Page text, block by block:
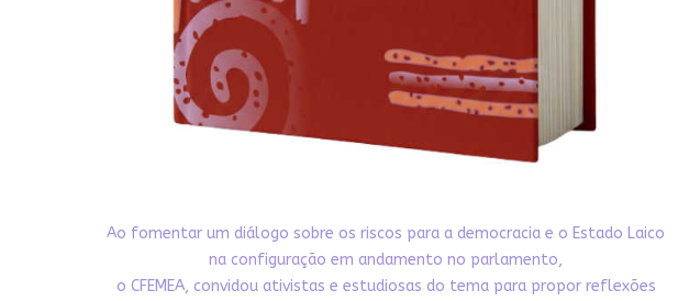
Ao fomentar um diálogo sobre os riscos para a democracia e o Estado Laico
na configuração em andamento no parlamento,
o CFEMEA, convidou ativistas e estudiosas do tema para propor reflexões